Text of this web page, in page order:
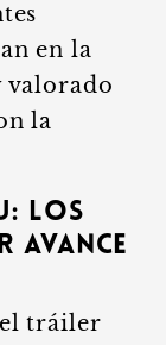
en la
valorado
la
los
avance
tráiler